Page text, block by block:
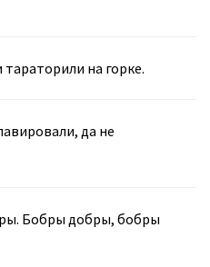
на горке.
да не
Бобры добры, бобры